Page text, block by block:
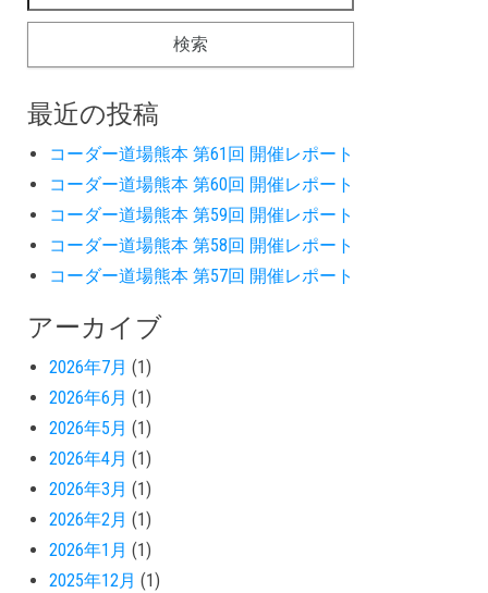
最近の投稿
コーダー道場熊本 第61回 開催レポート
コーダー道場熊本 第60回 開催レポート
コーダー道場熊本 第59回 開催レポート
コーダー道場熊本 第58回 開催レポート
コーダー道場熊本 第57回 開催レポート
アーカイブ
2026年7月 (1)
2026年6月 (1)
2026年5月 (1)
2026年4月 (1)
2026年3月 (1)
2026年2月 (1)
2026年1月 (1)
2025年12月 (1)